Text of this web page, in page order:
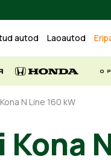
autod Laoautod
N Line 160 kW